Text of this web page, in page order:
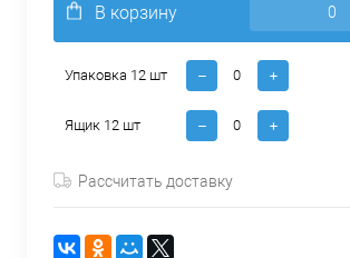
В корзину
Упаковка 12 шт
Ящик 12 шт
Рассчитать доставку